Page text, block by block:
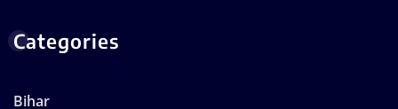
Categories
Bihar